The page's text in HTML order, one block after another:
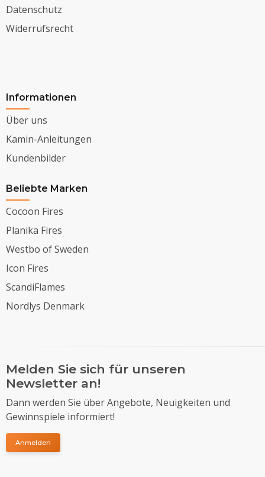
Datenschutz
Widerrufsrecht
Informationen
Über uns
Kamin-Anleitungen
Kundenbilder
Beliebte Marken
Cocoon Fires
Planika Fires
Westbo of Sweden
Icon Fires
ScandiFlames
Nordlys Denmark
Melden Sie sich für unseren
Newsletter an!
Dann werden Sie über Angebote, Neuigkeiten und
Gewinnspiele informiert!
Anmelden